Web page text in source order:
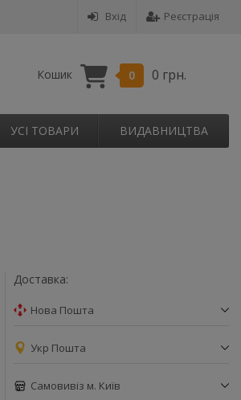
Вхід Реєстрація
Кошик 0 0 грн.
УСІ ТОВАРИ ВИДАВНИЦТВА
Доставка:
Нова Пошта
Укр Пошта
Самовивіз м. Київ